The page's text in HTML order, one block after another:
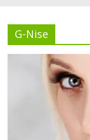
G-Nise